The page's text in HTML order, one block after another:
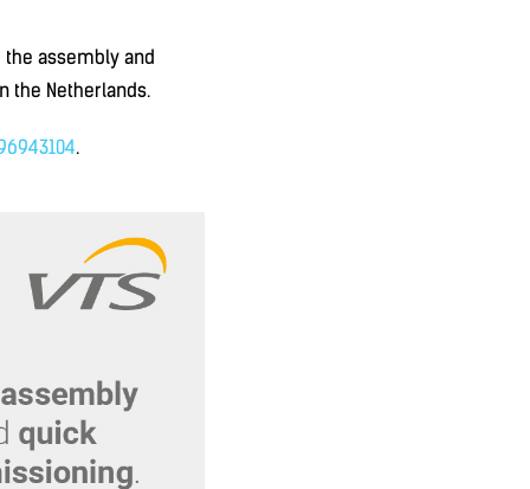
assembly and
the Netherlands.
.